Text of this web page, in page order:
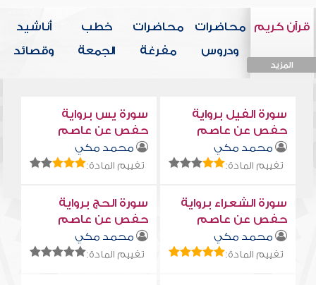
قرآن كريم
المزيد
محاضرات
ودروس
محاضرات
مفرغة
خطب
الجمعة
أناشيد
وقصائد
سورة الفيل برواية
حفص عن عاصم
محمد مكي
تقييم المادة:
سورة يس برواية
حفص عن عاصم
محمد مكي
تقييم المادة:
سورة الشعراء برواية
حفص عن عاصم
محمد مكي
تقييم المادة:
سورة الحج برواية
حفص عن عاصم
محمد مكي
تقييم المادة: